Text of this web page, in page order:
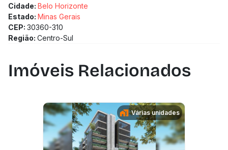
Cidade: Belo Horizonte
Estado: Minas Gerais
CEP: 30360-310
Região: Centro-Sul
Imóveis Relacionados
Várias unidades